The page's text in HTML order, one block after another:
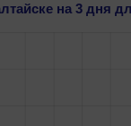
на 3 дня